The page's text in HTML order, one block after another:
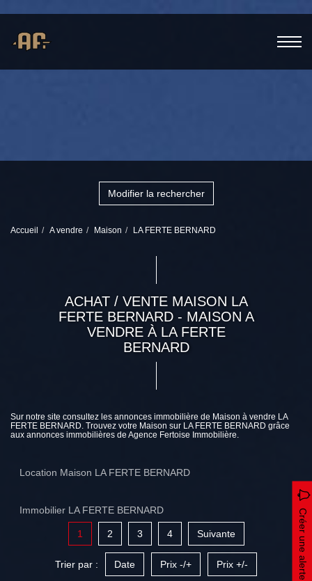
Modifier la rechercher
Accueil A vendre Maison LA FERTE BERNARD
ACHAT / VENTE MAISON LA
FERTE BERNARD - MAISON A
VENDRE À LA FERTE
BERNARD
Sur notre site consultez les annonces immobilière de Maison à vendre LA
FERTE BERNARD. Trouvez votre Maison sur LA FERTE BERNARD grâce
aux annonces immobilières de Agence Fertoise Immobilière.
Location Maison LA FERTE BERNARD
Immobilier LA FERTE BERNARD Créer une alerte
1 2 3 4 Suivante
Trier par : Date Prix -/+ Prix +/-